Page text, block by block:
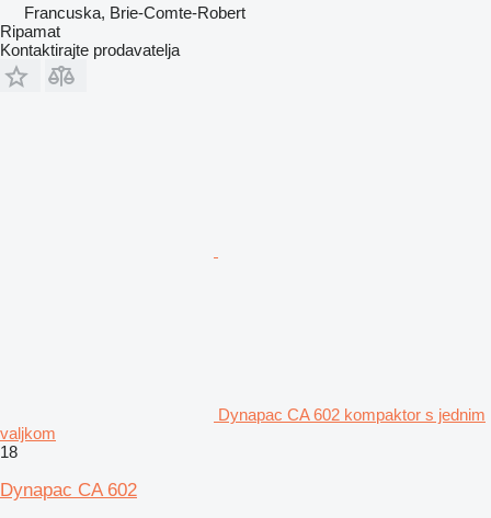
Francuska, Brie-Comte-Robert
Ripamat
Kontaktirajte prodavatelja
Dynapac CA 602 kompaktor s jednim
valjkom
18
Dynapac CA 602